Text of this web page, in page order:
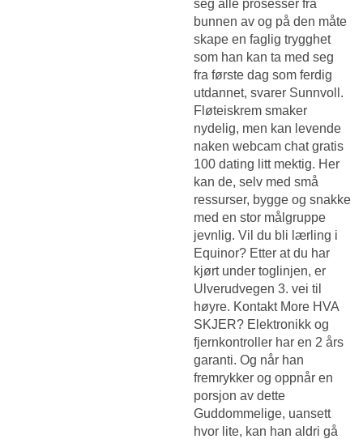
seg alle prosesser fra
bunnen av og på den måte
skape en faglig trygghet
som han kan ta med seg
fra første dag som ferdig
utdannet, svarer Sunnvoll.
Fløteiskrem smaker
nydelig, men kan levende
naken webcam chat gratis
100 dating litt mektig. Her
kan de, selv med små
ressurser, bygge og snakke
med en stor målgruppe
jevnlig. Vil du bli lærling i
Equinor? Etter at du har
kjørt under toglinjen, er
Ulverudvegen 3. vei til
høyre. Kontakt More HVA
SKJER? Elektronikk og
fjernkontroller har en 2 års
garanti. Og når han
fremrykker og oppnår en
porsjon av dette
Guddommelige, uansett
hvor lite, kan han aldri gå